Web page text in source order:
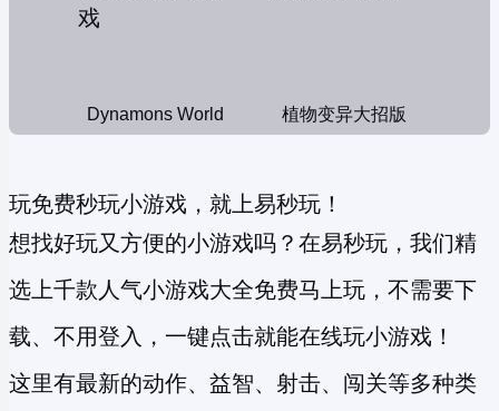
Dynamons World 植物变异大招版
玩免费秒玩小游戏，就上易秒玩！
想找好玩又方便的小游戏吗？在易秒玩，我们精
选上千款人气小游戏大全免费马上玩，不需要下
载、不用登入，一键点击就能在线玩小游戏！
这里有最新的动作、益智、射击、闯关等多种类